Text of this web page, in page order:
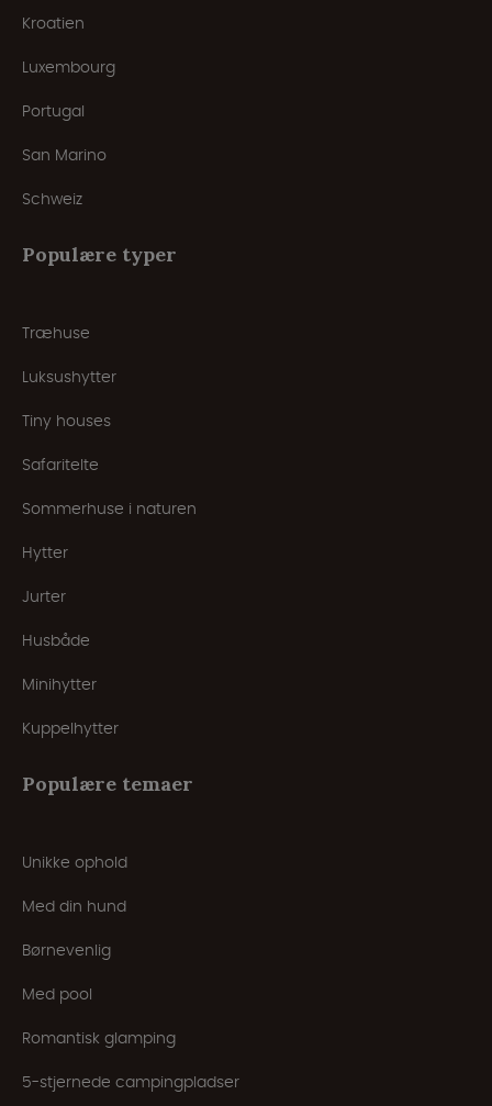
Kroatien
Luxembourg
Portugal
San Marino
Schweiz
Populære typer
Træhuse
Luksushytter
Tiny houses
Safaritelte
Sommerhuse i naturen
Hytter
Jurter
Husbåde
Minihytter
Kuppelhytter
Populære temaer
Unikke ophold
Med din hund
Børnevenlig
Med pool
Romantisk glamping
5-stjernede campingpladser